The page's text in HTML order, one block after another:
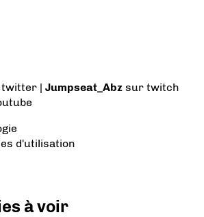
twitter |Jumpseat_Abz sur twitch
d'utilisation
à voir